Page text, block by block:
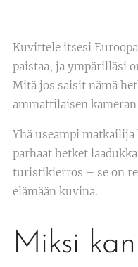
Kuvittele itsesi
paistaa, ja ympärilläsi
Mitä jos saisit nämä
ammattilaisen
Yhä useampi
parhaat hetket
turistikierros – se on
elämään kuvina.
Miksi